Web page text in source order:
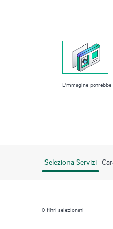
L'mmagine
Seleziona Servizi
0filtri selezionati